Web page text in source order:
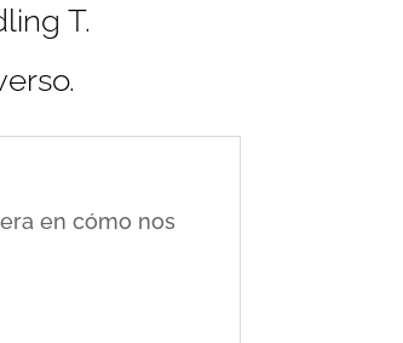
T.
en cómo nos